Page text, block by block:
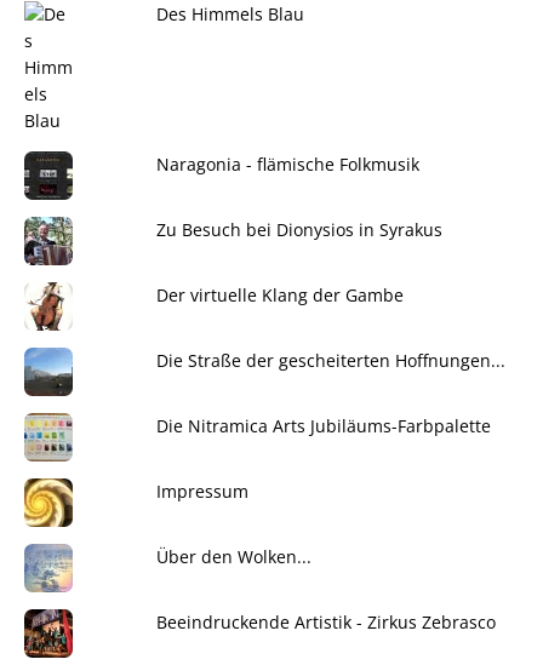
Des Himmels Blau
Naragonia - flämische Folkmusik
Zu Besuch bei Dionysios in Syrakus
Der virtuelle Klang der Gambe
Die Straße der gescheiterten Hoffnungen...
Die Nitramica Arts Jubiläums-Farbpalette
Impressum
Über den Wolken...
Beeindruckende Artistik - Zirkus Zebrasco